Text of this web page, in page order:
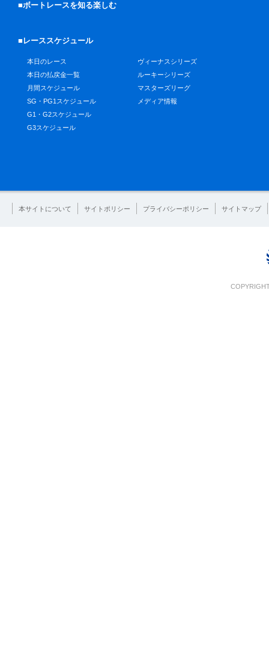
■ボートレースを知る楽しむ
■レーススケジュール
本日のレース
本日の払戻金一覧
月間スケジュール
SG・PG1スケジュール
G1・G2スケジュール
G3スケジュール
ヴィーナスシリーズ
ルーキーシリーズ
マスターズリーグ
メディア情報
本サイトについて サイトポリシー プライバシーポリシー サイトマップ